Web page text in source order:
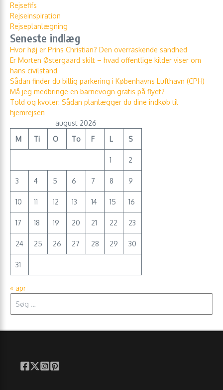
Rejsefifs
Rejseinspiration
Rejseplanlægning
Seneste indlæg
Hvor høj er Prins Christian? Den overraskende sandhed
Er Morten Østergaard skilt – hvad offentlige kilder viser om
hans civilstand
Sådan finder du billig parkering i Københavns Lufthavn (CPH)
Må jeg medbringe en barnevogn gratis på flyet?
Told og kvoter: Sådan planlægger du dine indkøb til
hjemrejsen
august 2026
M
Ti O To F L S
1 2
3 4 5 6 7 8 9
10 11 12 13 14 15 16
17 18 19 20 21 22 23
24 25 26 27 28 29 30
31
« apr